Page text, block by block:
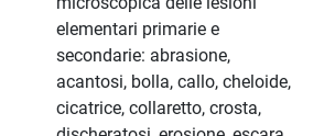
elementari primarie e
secondarie: abrasione,
acantosi, bolla, callo, cheloide,
cicatrice, collaretto, crosta,